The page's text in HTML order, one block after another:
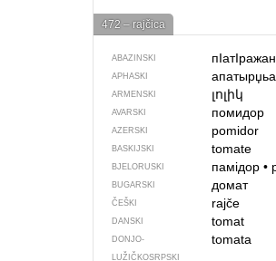
472 – rajčica
ABAZINSKI пIатIражан
APHASKI
ARMENSKI լոլիկ
AVARSKI помидор
AZERSKI pomidor
BASKIJSKI tomate
BJELORUSKI памідор •
BUGARSKI домат
ČEŠKI rajče
DANSKI tomat
DONJO­
LUŽIČKOSRPSKI
tomata